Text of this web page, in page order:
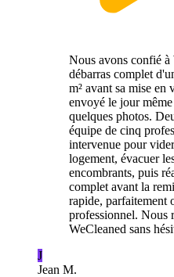
Nous avons confié à
débarras complet
m² avant sa mise en
envoyé le jour
quelques photos.
équipe de cinq
intervenue pour
logement, évacuer
encombrants, puis
complet avant la
rapide, parfaitement
professionnel. Nous
WeCleaned sans
J
Jean M.